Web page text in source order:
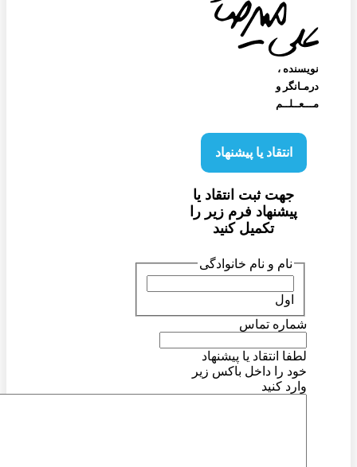
نویسنده‌ ،
درمـانگر و
مـــعــلــم
انتقاد یا پیشنهاد
جهت ثبت انتقاد یا
پیشنهاد فرم زیر را
تکمیل کنید
نام و نام خانوادگی
شماره تماس
لطفا انتقاد یا پیشنهاد
خود را داخل باکس زیر
وارد کنید